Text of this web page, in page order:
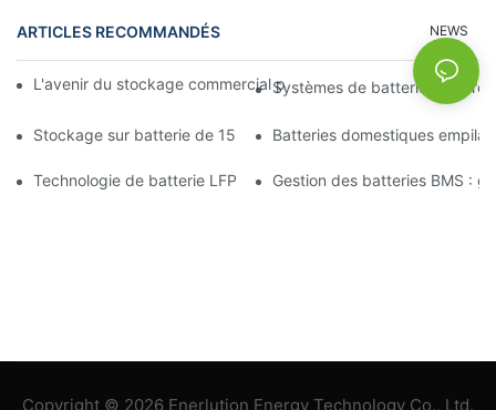
ARTICLES RECOMMANDÉS NEWS
L'avenir du stockage commercial par batterie : tendances et
Systèmes de batteries
Stockage sur batterie de 15 kW : alimentez votre avenir en
Batteries domestiques
Technologie de batterie LFP : un choix durable pour le
Gestion des batteries BMS :
Copyright © 2026 Enerlution Energy Technology Co., Ltd.